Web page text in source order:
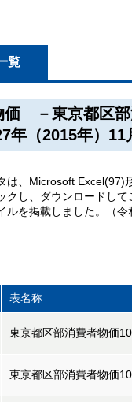
覧
価 －東京都区部
年（2015年）
は、Microsoft
クし、ダウンロードし
ルを掲載しました。（令
表名称
東京都区部消費者物価
東京都区部消費者物価